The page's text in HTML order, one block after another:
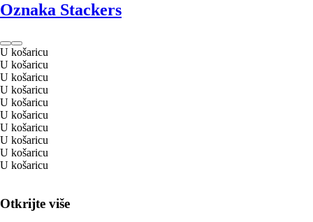
Oznaka Stackers
U košaricu
U košaricu
U košaricu
U košaricu
U košaricu
U košaricu
U košaricu
U košaricu
U košaricu
U košaricu
Otkrijte više